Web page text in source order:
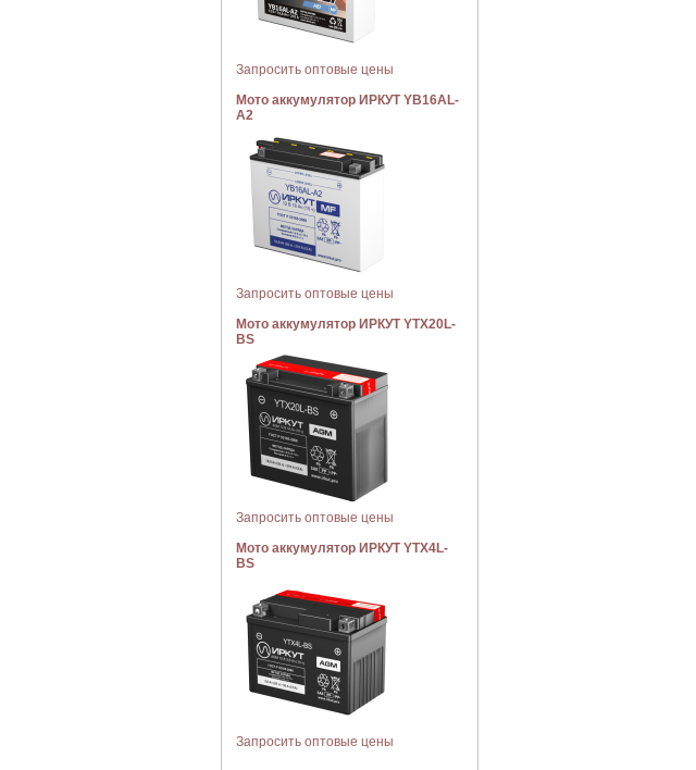
Запросить оптовые цены
Мото аккумулятор ИРКУТ YB16AL-
A2
Запросить оптовые цены
Мото аккумулятор ИРКУТ YTX20L-
BS
Запросить оптовые цены
Мото аккумулятор ИРКУТ YTX4L-
BS
Запросить оптовые цены